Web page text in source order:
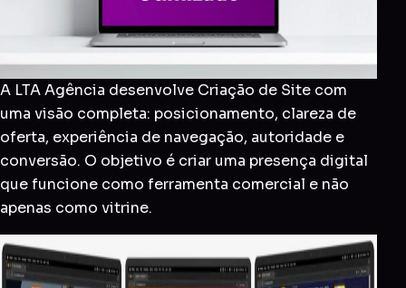
A LTA Agência desenvolve Criação de Site com
uma visão completa: posicionamento, clareza de
oferta, experiência de navegação, autoridade e
conversão. O objetivo é criar uma presença digital
que funcione como ferramenta comercial e não
apenas como vitrine.